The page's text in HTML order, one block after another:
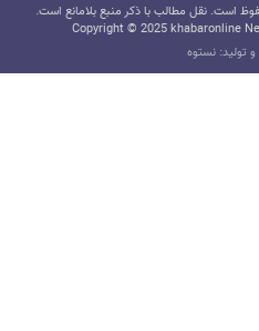
است. نقل مطالب با ذکر منبع بلامانع است.
Copyright © 2025 khabaronline
تولید: نستوه